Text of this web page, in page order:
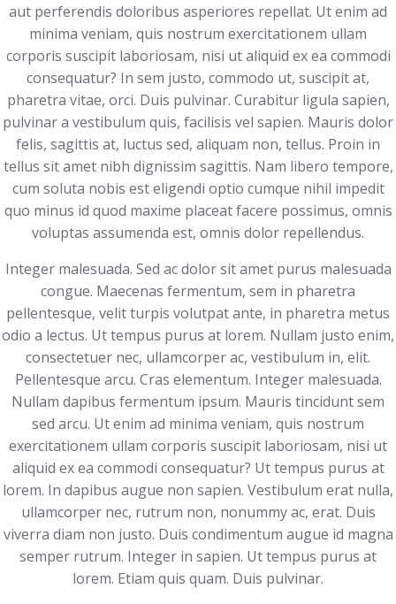
aut perferendis doloribus asperiores repellat. Ut enim ad
minima veniam, quis nostrum exercitationem ullam
corporis suscipit laboriosam, nisi ut aliquid ex ea commodi
consequatur? In sem justo, commodo ut, suscipit at,
pharetra vitae, orci. Duis pulvinar. Curabitur ligula sapien,
pulvinar a vestibulum quis, facilisis vel sapien. Mauris dolor
felis, sagittis at, luctus sed, aliquam non, tellus. Proin in
tellus sit amet nibh dignissim sagittis. Nam libero tempore,
cum soluta nobis est eligendi optio cumque nihil impedit
quo minus id quod maxime placeat facere possimus, omnis
voluptas assumenda est, omnis dolor repellendus.
Integer malesuada. Sed ac dolor sit amet purus malesuada
congue. Maecenas fermentum, sem in pharetra
pellentesque, velit turpis volutpat ante, in pharetra metus
odio a lectus. Ut tempus purus at lorem. Nullam justo enim,
consectetuer nec, ullamcorper ac, vestibulum in, elit.
Pellentesque arcu. Cras elementum. Integer malesuada.
Nullam dapibus fermentum ipsum. Mauris tincidunt sem
sed arcu. Ut enim ad minima veniam, quis nostrum
exercitationem ullam corporis suscipit laboriosam, nisi ut
aliquid ex ea commodi consequatur? Ut tempus purus at
lorem. In dapibus augue non sapien. Vestibulum erat nulla,
ullamcorper nec, rutrum non, nonummy ac, erat. Duis
viverra diam non justo. Duis condimentum augue id magna
semper rutrum. Integer in sapien. Ut tempus purus at
lorem. Etiam quis quam. Duis pulvinar.